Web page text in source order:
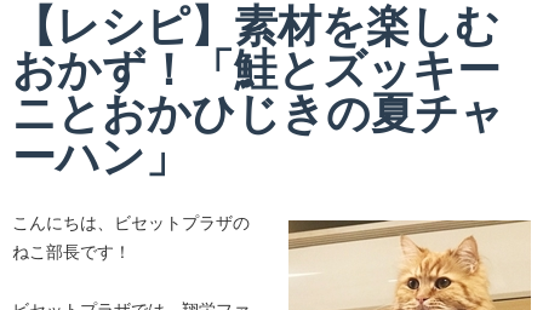
【レシピ】素材を楽しむ
おかず！「鮭とズッキー
ニとおかひじきの夏チャ
ーハン」
こんにちは、ビセットプラザの
ねこ部長です！